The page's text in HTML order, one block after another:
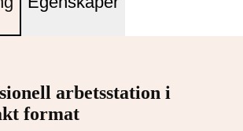
arbetsstation i
format